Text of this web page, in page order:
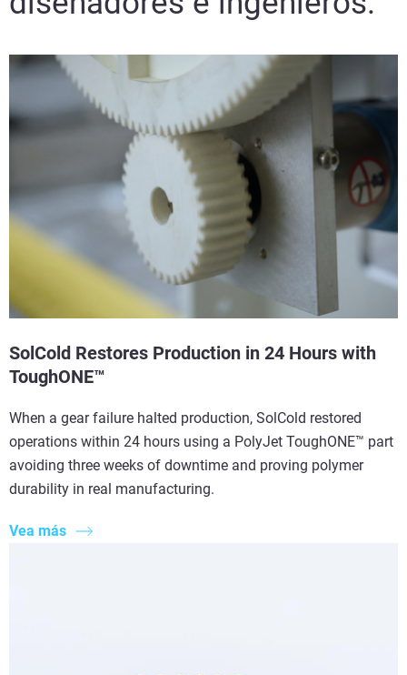
SolCold Restores Production in 24 Hours with
ToughONE™
When a gear failure halted production, SolCold restored
operations within 24 hours using a PolyJet ToughONE™ part
avoiding three weeks of downtime and proving polymer
durability in real manufacturing.
Vea más